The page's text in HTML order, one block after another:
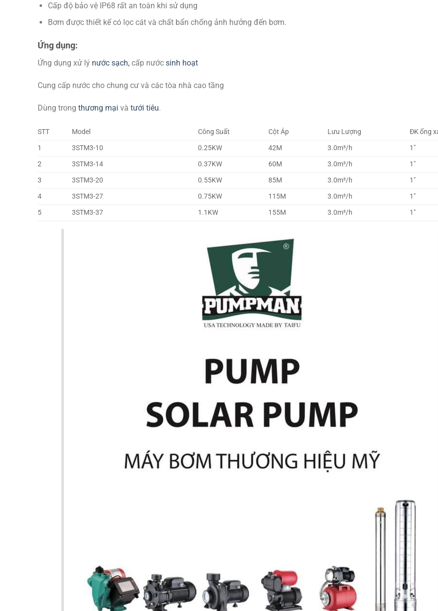
Cấp độ bảo vệ IP68 rất an toàn khi sử dụng
Bơm được thiết kế có lọc cát và chất bẩn chống ảnh hưởng đến bơm.
Ứng dụng:
Ứng dụng xử lý nước sạch, cấp nước sinh hoạt
Cung cấp nước cho chung cư và các tòa nhà cao tầng
Dùng trong thương mại và tưới tiêu.
STT Model Công Suất Cột Áp Lưu Lượng
ĐK ống
1
3STM3-10 0.25KW 42M 3.0m³/h
1″
2
3STM3-14 0.37KW 60M 3.0m³/h
1″
3
3STM3-20 0.55KW 85M 3.0m³/h
1″
4
3STM3-27 0.75KW 115M 3.0m³/h
1″
5
3STM3-37 1.1KW 155M 3.0m³/h 1″